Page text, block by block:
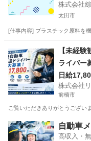
株式会社
太田市
[仕事内容] プラスチック原料を
その他
【未経
ライバー
日給
株式会社
前橋市
ご覧いただきありがとうござい
群馬 前橋市 物流
自動車
高収入・